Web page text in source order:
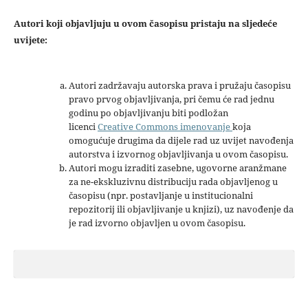
Autori koji objavljuju u ovom časopisu pristaju na sljedeće
uvijete:
Autori zadržavaju autorska prava i pružaju časopisu
pravo prvog objavljivanja, pri čemu će rad jednu
godinu po objavljivanju biti podložan
licenciCreative Commons imenovanjekoja
omogućuje drugima da dijele rad uz uvijet navođenja
autorstva i izvornog objavljivanja u ovom časopisu.
Autori mogu izraditi zasebne, ugovorne aranžmane
za ne-ekskluzivnu distribuciju rada objavljenog u
časopisu (npr. postavljanje u institucionalni
repozitorij ili objavljivanje u knjizi), uz navođenje da
je rad izvorno objavljen u ovom časopisu.